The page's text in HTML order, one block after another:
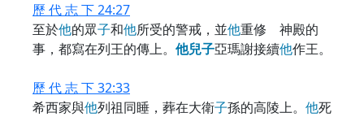
歷 代 志 下 24:27
至於他的眾子和他所受的警戒，並他重修 神殿的
事，都寫在列王的傳上。 他兒子亞瑪謝接續他作王。
歷 代 志 下 32:33
希西家與他列祖同睡，葬在大衛子孫的高陵上。 他死